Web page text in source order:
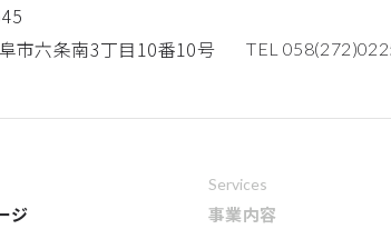
市六条南3丁目10番10号
TEL
ジ
Services
事業内容